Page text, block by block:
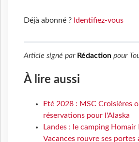
Déjà abonné ? Identifiez-vous
Article signé par Rédaction pour
À lire aussi
Eté 2028 : MSC Croisières
réservations pour l'Alaska
Landes : le camping
Vacances rouvre ses portes